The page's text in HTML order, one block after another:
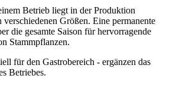
Betrieb liegt in der Produktion
Größen. Eine permanente
die gesamte Saison für hervorragende
Stammpflanzen.
für den Gastrobereich - ergänzen das
Betriebes.